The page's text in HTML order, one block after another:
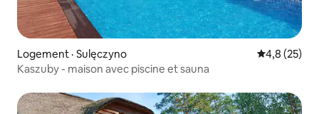
Logement · Sulęczyno Note
4,8 (25)
Kaszuby - maison avec piscine et sauna